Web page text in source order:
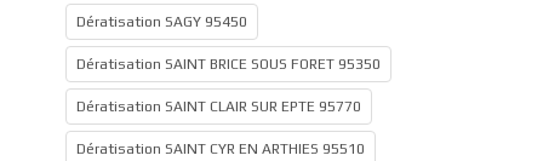
Dératisation SAGY 95450
Dératisation SAINT BRICE SOUS FORET 95350
Dératisation SAINT CLAIR SUR EPTE 95770
Dératisation SAINT CYR EN ARTHIES 95510